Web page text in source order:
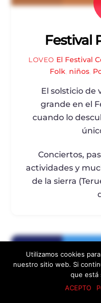
Festival
LOVEO El Festival
Folk, niños,
El solsticio de
grande en el
cuando lo
Conciertos,
actividades y
de la sierra
Utilizamos cookies
nuestro sitio web. Si
que está
ACEPTO